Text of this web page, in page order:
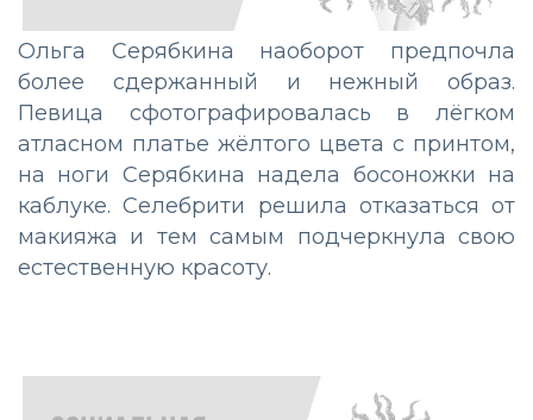
Ольга Серябкина наоборот предпочла
более сдержанный и нежный образ.
Певица сфотографировалась в лёгком
атласном платье жёлтого цвета с принтом,
на ноги Серябкина надела босоножки на
каблуке. Селебрити решила отказаться от
макияжа и тем самым подчеркнула свою
естественную красоту.